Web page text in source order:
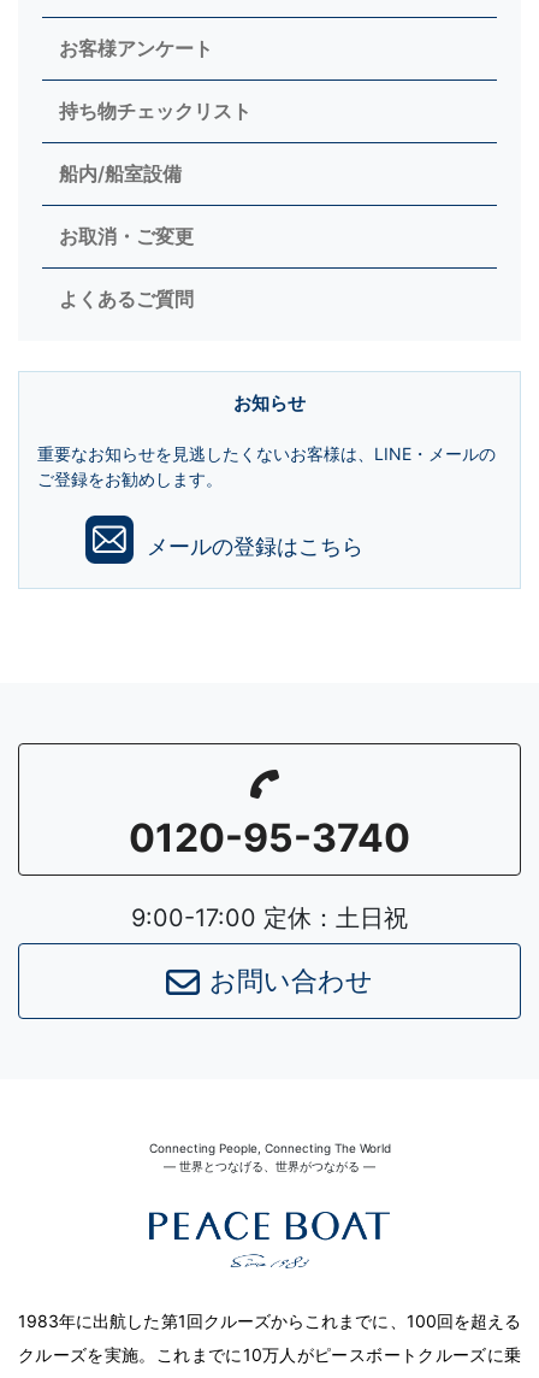
お客様アンケート
持ち物チェックリスト
船内/船室設備
お取消・ご変更
よくあるご質問
お知らせ
重要なお知らせを見逃したくないお客様は、LINE・メールの
ご登録をお勧めします。
メールの登録はこちら
0120-95-3740
9:00-17:00 定休：土日祝
お問い合わせ
Connecting People, Connecting The World
― 世界とつなげる、世界がつながる ―
1983年に出航した第1回クルーズからこれまでに、100回を超える
クルーズを実施。これまでに10万人がピースボートクルーズに乗